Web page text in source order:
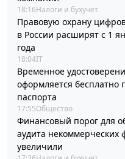
18:16Налоги и бухучет
Правовую охрану
в России расширят с 1
года
18:04IT
Временное
оформляется бесплатно
паспорта
17:55Общество
Финансовый порог для
аудита некоммерческих
увеличили